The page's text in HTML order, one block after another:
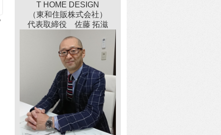
T HOME DESIGN
（東和住販株式会社）
代表取締役 佐藤 拓滋